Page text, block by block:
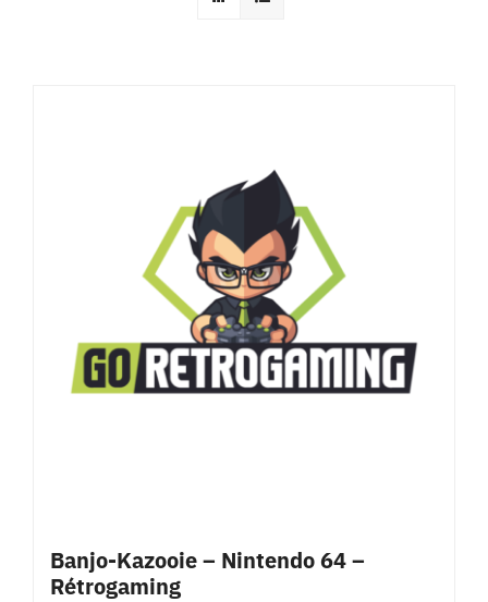
Banjo-Kazooie – Nintendo 64 –
Rétrogaming